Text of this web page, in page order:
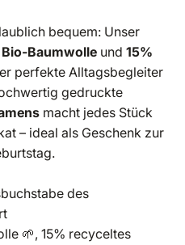
bequem: Unser
Baumwolle und 15%
perfekte Alltagsbegleiter
gedruckte
macht jedes Stück
– ideal als Geschenk zur
des
🌱, 15% recyceltes